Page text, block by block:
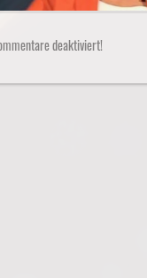
deaktiviert!